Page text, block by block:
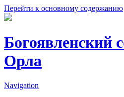
Перейти к основному содержанию
Богоявленский
Орла
Navigation